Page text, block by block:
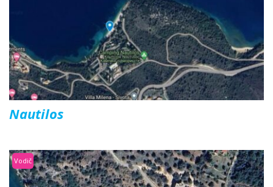
Nautilos
Vodič